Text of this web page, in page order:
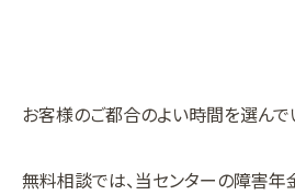
お客様のご都合のよい時間を選んで
無料相談では、当センターの障害